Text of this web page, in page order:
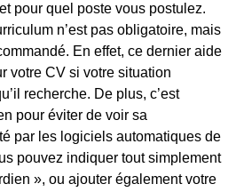
pour quel poste vous postulez.
n’est pas obligatoire, mais
En effet, ce dernier aide
votre CV si votre situation
recherche. De plus, c’est
pour éviter de voir sa
par les logiciels automatiques de
pouvez indiquer tout simplement
», ou ajouter également votre